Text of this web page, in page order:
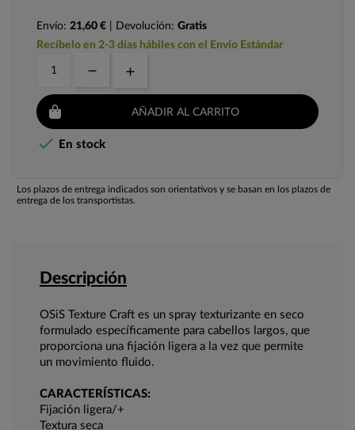
Envío: 21,60 € | Devolución: Gratis
Recíbelo en 2-3 días hábiles con el Envío Estándar
AÑADIR AL CARRITO
 En stock
Los plazos de entrega indicados son orientativos y se basan en los plazos de
entrega de los transportistas.
Descripción
OSiS Texture Craft es un spray texturizante en seco
formulado específicamente para cabellos largos, que
proporciona una fijación ligera a la vez que permite
un movimiento fluido.
CARACTERÍSTICAS:
Fijación ligera/+
Textura seca